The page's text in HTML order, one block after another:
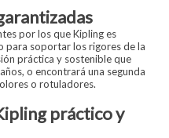
por los que Kipling es
para soportar los rigores de la
práctica y sostenible que
o encontrará una segunda
o rotuladores.
práctico y